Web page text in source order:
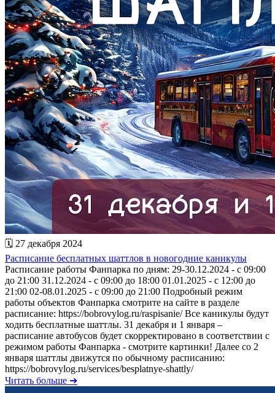
🗓 27 декабря 2024
Расписание бесплатных шаттлов в новогодние каникулы
Расписание работы Фанпарка по дням: 29-30.12.2024 - с 09:00
до 21:00 31.12.2024 - с 09:00 до 18:00 01.01.2025 - с 12:00 до
21:00 02-08.01.2025 - с 09:00 до 21:00 Подробный режим
работы объектов Фанпарка смотрите на сайте в разделе
расписание: https://bobrovylog.ru/raspisanie/ Все каникулы будут
ходить бесплатные шаттлы. 31 декабря и 1 января –
расписание автобусов будет скорректировано в соответствии с
режимом работы Фанпарка - смотрите картинки! Далее со 2
января шаттлы движутся по обычному расписанию:
https://bobrovylog.ru/services/besplatnye-shattly/
Читать больше ➔